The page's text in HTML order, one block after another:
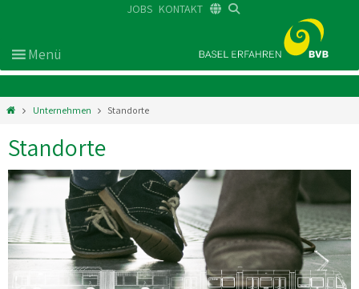
JOBS KONTAKT
Unternehmen Standorte
Standorte